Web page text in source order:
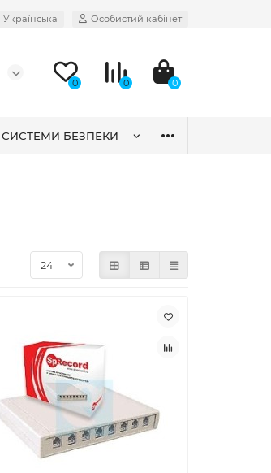
Українська Особистий кабінет
0 0 0
СИСТЕМИ БЕЗПЕКИ